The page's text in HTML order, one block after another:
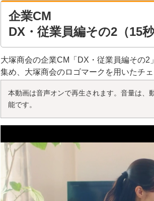
企業CM
DX・従業員編その2（15秒
大塚商会の企業CM「DX・従業員編その
集め、大塚商会のロゴマークを用いたチ
本動画は音声オンで再生されます。音量は、
能です。